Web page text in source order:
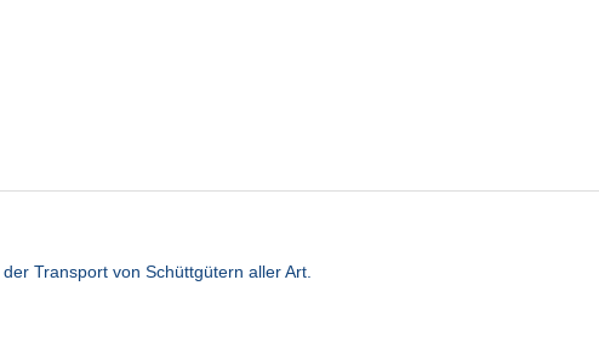
Transport von Schüttgütern aller Art.